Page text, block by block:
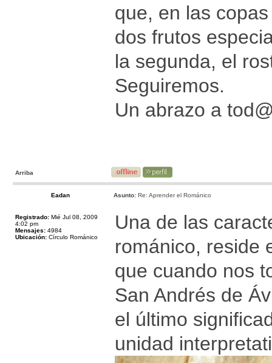
que, en las
dos frutos
la segunda, el
Seguiremos.
Un abrazo a
Arriba
Eadan Asunto: Re: Aprender el Románico
Registrado: Mié Jul 08, 2009
4:02 pm
Mensajes: 4984
Ubicación: Círculo Románico
Una de las
románico, reside
que cuando nos
San Andrés de
el último
unidad